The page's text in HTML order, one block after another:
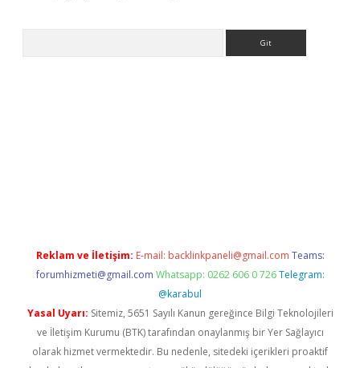
Reklam ve İletişim: E-mail: backlinkpaneli@gmail.com Teams:
forumhizmeti@gmail.com Whatsapp: 0262 606 0 726 Telegram:
@karabul
Yasal Uyarı: Sitemiz, 5651 Sayılı Kanun gereğince Bilgi Teknolojileri
ve İletişim Kurumu (BTK) tarafından onaylanmış bir Yer Sağlayıcı
olarak hizmet vermektedir. Bu nedenle, sitedeki içerikleri proaktif